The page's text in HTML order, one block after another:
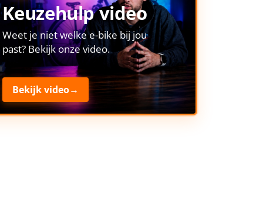
Keuzehulp video
Weet je niet welke e-bike bij jou
past? Bekijk onze video.
Bekijk video→